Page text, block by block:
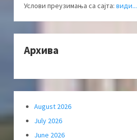
Услови преузимања са сајта: види...
Архива
August 2026
July 2026
June 2026